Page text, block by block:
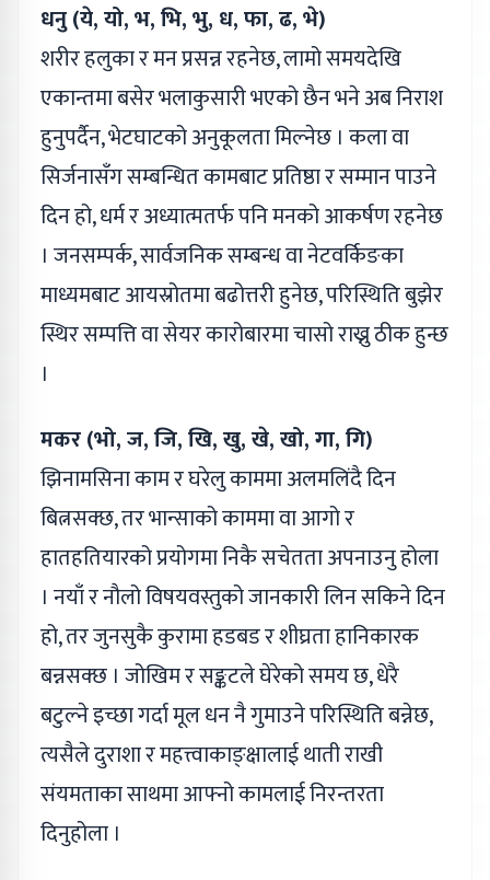
धनु (ये, यो, भ, भि, भु, ध, फा, ढ, भे)
शरीर हलुका र मन प्रसन्न रहनेछ, लामो समयदेखि
एकान्तमा बसेर भलाकुसारी भएको छैन भने अब निराश
हुनुपर्दैन, भेटघाटको अनुकूलता मिल्नेछ । कला वा
सिर्जनासँग सम्बन्धित कामबाट प्रतिष्ठा र सम्मान पाउने
दिन हो, धर्म र अध्यात्मतर्फ पनि मनको आकर्षण रहनेछ
। जनसम्पर्क, सार्वजनिक सम्बन्ध वा नेटवर्किङका
माध्यमबाट आयस्रोतमा बढोत्तरी हुनेछ, परिस्थिति बुझेर
स्थिर सम्पत्ति वा सेयर कारोबारमा चासो राख्नु ठीक हुन्छ
।
मकर (भो, ज, जि, खि, खु, खे, खो, गा, गि)
झिनामसिना काम र घरेलु काममा अलमलिंदै दिन
बित्नसक्छ, तर भान्साको काममा वा आगो र
हातहतियारको प्रयोगमा निकै सचेतता अपनाउनु होला
। नयाँ र नौलो विषयवस्तुको जानकारी लिन सकिने दिन
हो, तर जुनसुकै कुरामा हडबड र शीघ्रता हानिकारक
बन्नसक्छ । जोखिम र सङ्कटले घेरेको समय छ, धेरै
बटुल्ने इच्छा गर्दा मूल धन नै गुमाउने परिस्थिति बन्नेछ,
त्यसैले दुराशा र महत्त्वाकाङ्क्षालाई थाती राखी
संयमताका साथमा आफ्नो कामलाई निरन्तरता
दिनुहोला ।